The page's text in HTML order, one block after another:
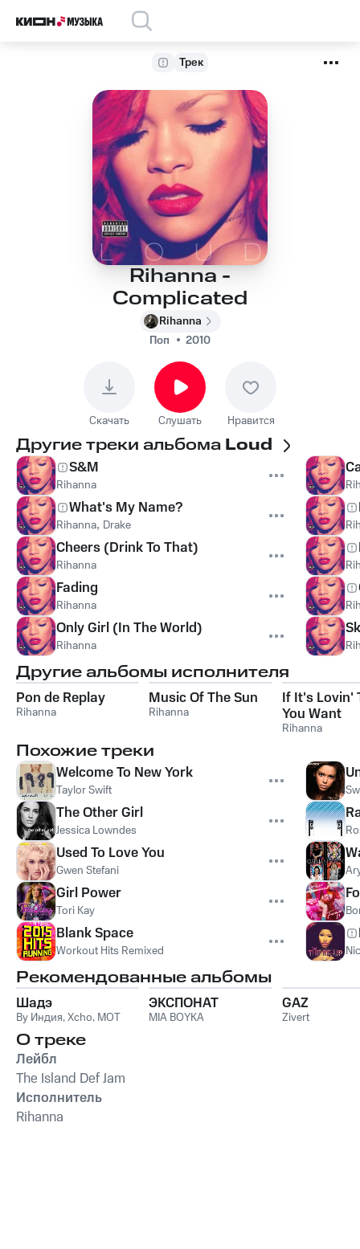
Трек
Rihanna -
Complicated
Rihanna
Поп
2010
Скачать Слушать Нравится
Другие треки альбома Loud
S&M
Rihanna
What's My Name?
Rihanna, Drake
Cheers (Drink To That)
Rihanna
Fading
Rihanna
Only Girl (In The World)
Rihanna
Другие альбомы исполнителя
Pon de Replay
Rihanna
Music Of The Sun
Rihanna
If It's Lovin'
You Want
Rihanna
Похожие треки
Welcome To New York
Taylor Swift
The Other Girl
Jessica Lowndes
Used To Love You
Gwen Stefani
Girl Power
Tori Kay
Blank Space
Workout Hits Remixed
Рекомендованные альбомы
Шадэ
By Индия,Xcho, MOT
ЭКСПОНАТ
MIA BOYKA
GAZ
Zivert
О треке
Лейбл
The Island Def Jam
Исполнитель
Rihanna